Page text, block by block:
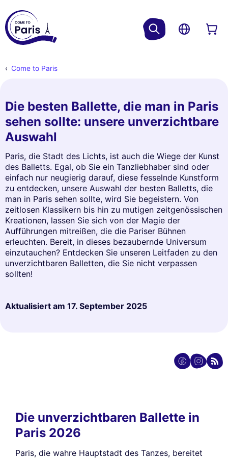
Come to Paris
Die besten Ballette, die man in Paris
sehen sollte: unsere unverzichtbare
Auswahl
Paris, die Stadt des Lichts, ist auch die Wiege der Kunst
des Balletts. Egal, ob Sie ein Tanzliebhaber sind oder
einfach nur neugierig darauf, diese fesselnde Kunstform
zu entdecken, unsere Auswahl der besten Balletts, die
man in Paris sehen sollte, wird Sie begeistern. Von
zeitlosen Klassikern bis hin zu mutigen zeitgenössischen
Kreationen, lassen Sie sich von der Magie der
Aufführungen mitreißen, die die Pariser Bühnen
erleuchten. Bereit, in dieses bezaubernde Universum
einzutauchen? Entdecken Sie unseren Leitfaden zu den
unverzichtbaren Balletten, die Sie nicht verpassen
sollten!
Aktualisiert am 17. September 2025
Die unverzichtbaren Ballette in
Paris 2026
Paris, die wahre Hauptstadt des Tanzes, bereitet